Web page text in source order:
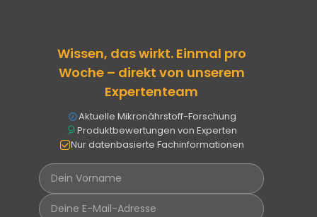
Wissen, das wirkt. Einmal pro
Woche – direkt von unserem
Expertenteam
Aktuelle Mikronährstoff-Forschung
Produktbewertungen von Experten
Nur datenbasierte Fachinformationen